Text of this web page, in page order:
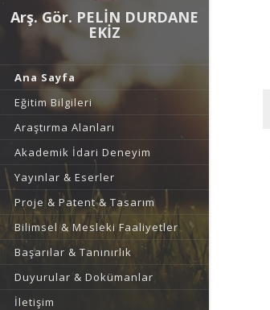
Arş. Gör. PELİN DURDANE
EKİZ
Ana Sayfa
Eğitim Bilgileri
Araştırma Alanları
Akademik İdari Deneyim
Yayınlar & Eserler
Proje & Patent & Tasarım
Bilimsel & Mesleki Faaliyetler
Başarılar & Tanınırlık
Duyurular & Dokümanlar
İletişim